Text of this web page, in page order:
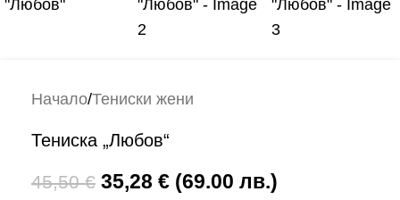
Начало/Тениски жени
Тениска „Любов“
45,50€ 35,28 € (69.00 лв.)